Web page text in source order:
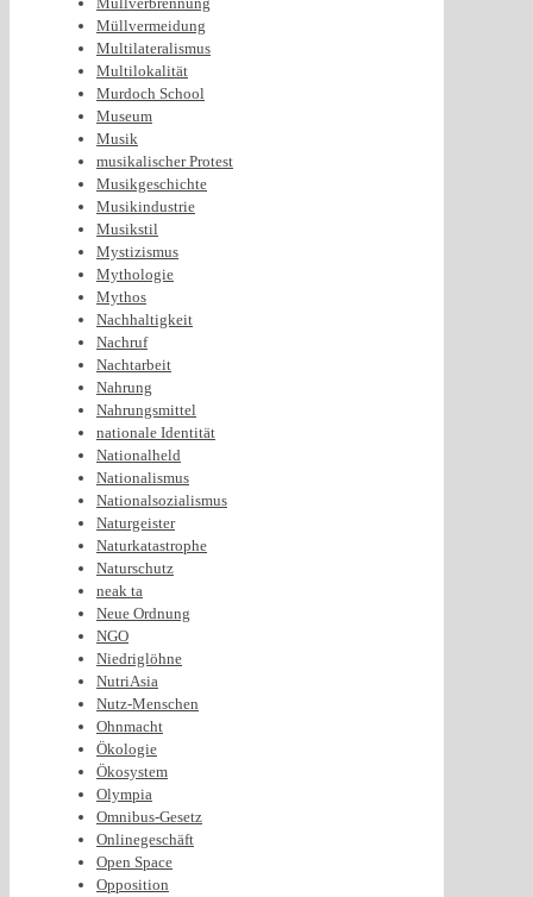
Müllvermeidung
Multilateralismus
Multilokalität
Murdoch School
Museum
Musik
musikalischer Protest
Musikgeschichte
Musikindustrie
Musikstil
Mystizismus
Mythologie
Mythos
Nachhaltigkeit
Nachruf
Nachtarbeit
Nahrung
Nahrungsmittel
nationale Identität
Nationalheld
Nationalismus
Nationalsozialismus
Naturgeister
Naturkatastrophe
Naturschutz
neak ta
Neue Ordnung
NGO
Niedriglöhne
NutriAsia
Nutz-Menschen
Ohnmacht
Ökologie
Ökosystem
Olympia
Omnibus-Gesetz
Onlinegeschäft
Open Space
Opposition